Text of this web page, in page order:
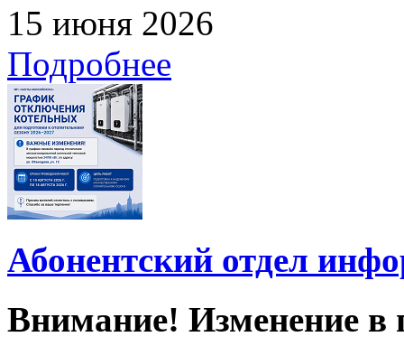
15 июня 2026
Подробнее
Абонентский отдел
Внимание! Изменение в